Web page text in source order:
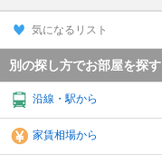
気になるリスト
別の探し方でお部屋を探す
沿線・駅から
家賃相場から